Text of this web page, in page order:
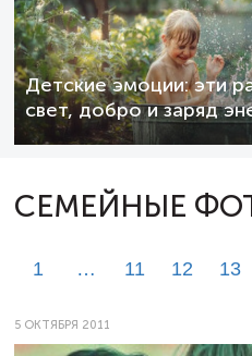
Детские эмоции: эти
свет, добро и заряд
СЕМЕЙНЫЕ
1 … 11 12 13
5 ОКТЯБРЯ 2011